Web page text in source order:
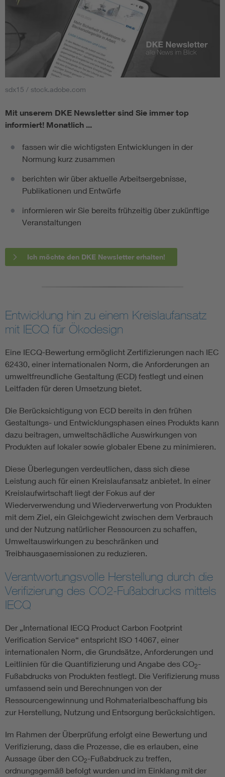
sdx15 / stock.adobe.com
Mit unserem DKE Newsletter sind Sie immer top
informiert! Monatlich ...
fassen wir die wichtigsten Entwicklungen in der
Normung kurz zusammen
berichten wir über aktuelle Arbeitsergebnisse,
Publikationen und Entwürfe
informieren wir Sie bereits frühzeitig über zukünftige
Veranstaltungen
Ich möchte den DKE Newsletter erhalten!
Entwicklung hin zu einem Kreislaufansatz
mit IECQ für Ökodesign
Eine IECQ-Bewertung ermöglicht Zertifizierungen nach IEC
62430, einer internationalen Norm, die Anforderungen an
umweltfreundliche Gestaltung (ECD) festlegt und einen
Leitfaden für deren Umsetzung bietet.
Die Berücksichtigung von ECD bereits in den frühen
Gestaltungs- und Entwicklungsphasen eines Produkts kann
dazu beitragen, umweltschädliche Auswirkungen von
Produkten auf lokaler sowie globaler Ebene zu minimieren.
Diese Überlegungen verdeutlichen, dass sich diese
Leistung auch für einen Kreislaufansatz anbietet. In einer
Kreislaufwirtschaft liegt der Fokus auf der
Wiederverwendung und Wiederverwertung von Produkten
mit dem Ziel, ein Gleichgewicht zwischen dem Verbrauch
und der Nutzung natürlicher Ressourcen zu schaffen,
Umweltauswirkungen zu beschränken und
Treibhausgasemissionen zu reduzieren.
Verantwortungsvolle Herstellung durch die
Verifizierung des CO2-Fußabdrucks mittels
IECQ
Der „International IECQ Product Carbon Footprint
Verification Service“ entspricht ISO 14067, einer
internationalen Norm, die Grundsätze, Anforderungen und
Leitlinien für die Quantifizierung und Angabe des CO2-
Fußabdrucks von Produkten festlegt. Die Verifizierung muss
umfassend sein und Berechnungen von der
Ressourcengewinnung und Rohmaterialbeschaffung bis
zur Herstellung, Nutzung und Entsorgung berücksichtigen.
Im Rahmen der Überprüfung erfolgt eine Bewertung und
Verifizierung, dass die Prozesse, die es erlauben, eine
Aussage über den CO2-Fußabdruck zu treffen,
ordnungsgemäß befolgt wurden und im Einklang mit der